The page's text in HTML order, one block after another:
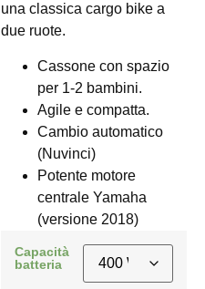
una classica cargo bike a
due ruote.
Cassone con spazio
per 1-2 bambini.
Agile e compatta.
Cambio automatico
(Nuvinci)
Potente motore
centrale Yamaha
(versione 2018)
Capacità
batteria